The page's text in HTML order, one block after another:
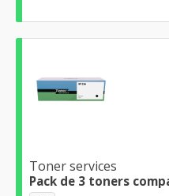
Toner services
Pack de 3 toners